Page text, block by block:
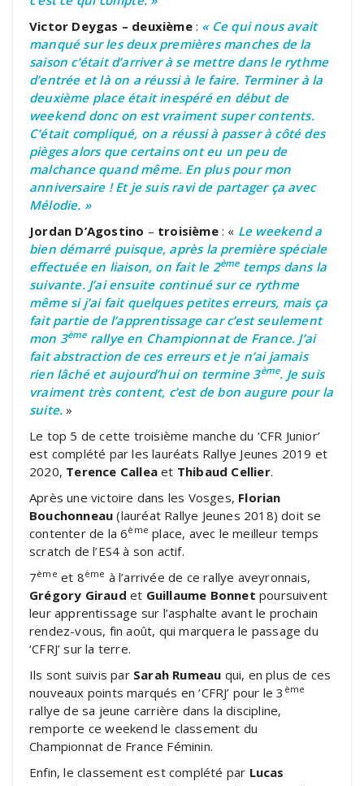
Victor Deygas – deuxième : « Ce qui nous avait
manqué sur les deux premières manches de la
saison c’était d’arriver à se mettre dans le rythme
d’entrée et là on a réussi à le faire. Terminer à la
deuxième place était inespéré en début de
weekend donc on est vraiment super contents.
C’était compliqué, on a réussi à passer à côté des
pièges alors que certains ont eu un peu de
malchance quand même. En plus pour mon
anniversaire ! Et je suis ravi de partager ça avec
Mélodie. »
Jordan D’Agostino – troisième: « Le weekend a
bien démarré puisque, après la première spéciale
effectuée en liaison, on fait le 2èmetemps dans la
suivante. J’ai ensuite continué sur ce rythme
même si j’ai fait quelques petites erreurs, mais ça
fait partie de l’apprentissage car c’est seulement
mon 3èmerallye en Championnat de France. J’ai
fait abstraction de ces erreurs et je n’ai jamais
rien lâché et aujourd’hui on termine 3ème. Je suis
vraiment très content, c’est de bon augure pour la
suite.»
Le top 5 de cette troisième manche du ‘CFR Junior’
est complété par les lauréats Rallye Jeunes 2019 et
2020, Terence Callea et Thibaud Cellier.
Après une victoire dans les Vosges, Florian
Bouchonneau (lauréat Rallye Jeunes 2018) doit se
contenter de la 6ème place, avec le meilleur temps
scratch de l’ES4 à son actif.
7ème et 8ème à l’arrivée de ce rallye aveyronnais,
Grégory Giraud et Guillaume Bonnet poursuivent
leur apprentissage sur l’asphalte avant le prochain
rendez-vous, fin août, qui marquera le passage du
‘CFRJ’ sur la terre.
Ils sont suivis par Sarah Rumeau qui, en plus de ces
nouveaux points marqués en ‘CFRJ’ pour le 3 ème
rallye de sa jeune carrière dans la discipline,
remporte ce weekend le classement du
Championnat de France Féminin.
Enfin, le classement est complété par Lucas